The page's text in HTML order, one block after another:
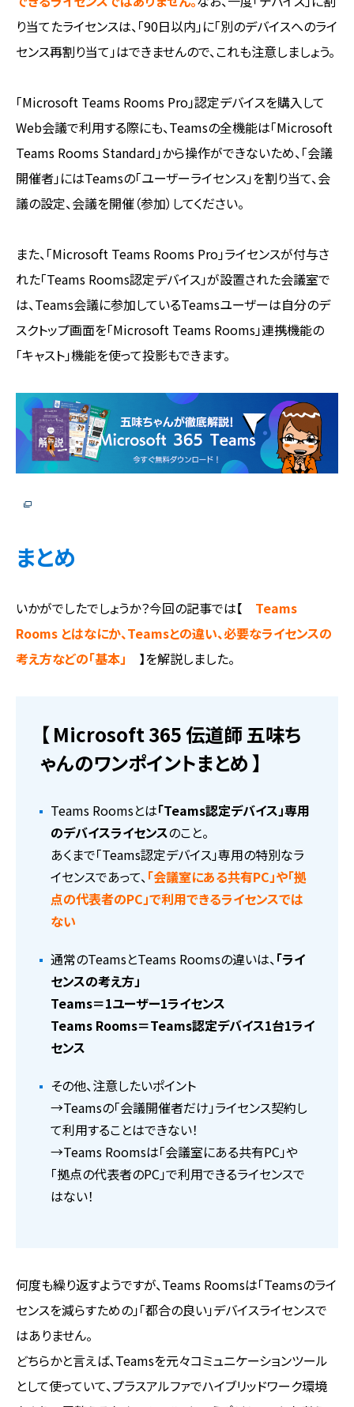
り当てたライセンスは、「90日以内」に「別のデバイスへのライ
センス再割り当て」はできませんので、これも注意しましょう。
「Microsoft Teams Rooms Pro」認定デバイスを購入して
Web会議で利用する際にも、Teamsの全機能は「Microsoft
Teams Rooms Standard」から操作ができないため、「会議
開催者」にはTeamsの「ユーザーライセンス」を割り当て、会
議の設定、会議を開催（参加）してください。
また、「Microsoft Teams Rooms Pro」ライセンスが付与さ
れた「Teams Rooms認定デバイス」が設置された会議室で
は、Teams会議に参加しているTeamsユーザーは自分のデ
スクトップ画面を「Microsoft Teams Rooms」連携機能の
「キャスト」機能を使って投影もできます。
まとめ
いかがでしたでしょうか？今回の記事では【 Teams
Rooms とはなにか、Teamsとの違い、必要なライセンスの
考え方などの「基本」 】を解説しました。
【 Microsoft 365 伝道師 五味ち
ゃんのワンポイントまとめ 】
Teams Roomsとは「Teams認定デバイス」専用
のデバイスライセンスのこと。
あくまで「Teams認定デバイス」専用の特別なラ
イセンスであって、 「会議室にある共有PC」や「拠
点の代表者のPC」で利用できるライセンスでは
ない
通常のTeamsとTeams Roomsの違いは、 「ライ
センスの考え方」
Teams＝1ユーザー1ライセンス
Teams Rooms＝Teams認定デバイス1台1ライ
センス
その他、注意したいポイント
→Teamsの「会議開催者だけ」ライセンス契約し
て利用することはできない！
→Teams Roomsは「会議室にある共有PC」や
「拠点の代表者のPC」で利用できるライセンスで
はない！
何度も繰り返すようですが、Teams Roomsは「Teamsのライ
センスを減らすための」「都合の良い」デバイスライセンスで
はありません。
どちらかと言えば、Teamsを元々コミュニケーションツール
として使っていて、プラスアルファでハイブリッドワーク環境